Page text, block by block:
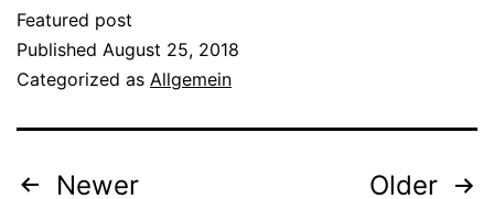
Featured post
Published August 25, 2018
Categorized as Allgemein
Newer Older